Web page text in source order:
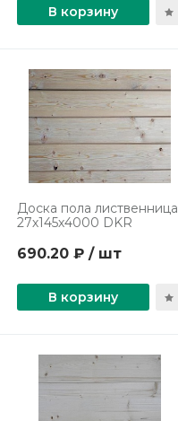
В корзину
Доска пола лиственница
27х145х4000 DKR
690.20 ₽ / шт
В корзину